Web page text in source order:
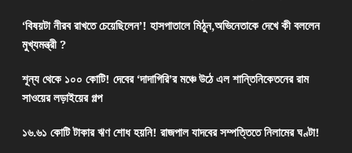
‘বিষয়টা নীরব রাখতে চেয়েছিলেন’! হাসপাতালে মিঠুন,অভিনেতাকে দেখে কী বললেন
মুখ্যমন্ত্রী ?
শূন্য থেকে ১০০ কোটি! দেবের ‘দাদাগিরি’র মঞ্চে উঠে এল শান্তিনিকেতনের রাম
সাওয়ের লড়াইয়ের গল্প
১৬.৬১ কোটি টাকার ঋণ শোধ হয়নি! রাজপাল যাদবের সম্পত্তিতে নিলামের ঘণ্টা!